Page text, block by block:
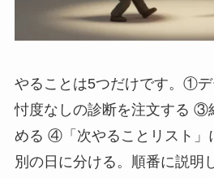
やることは5つだけです。①
忖度なしの診断を注文する ③
める ④「次やることリスト
別の日に分ける。順番に説明